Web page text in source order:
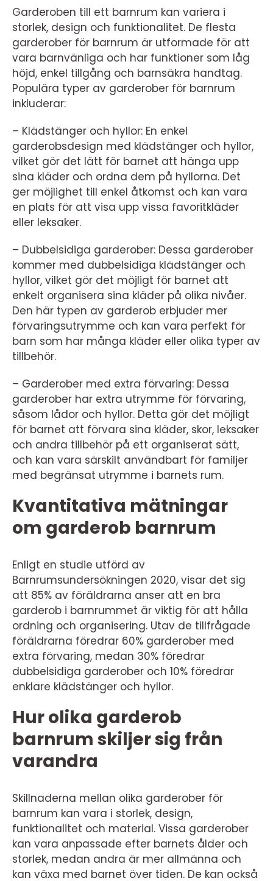
Garderoben till ett barnrum kan variera i
storlek, design och funktionalitet. De flesta
garderober för barnrum är utformade för att
vara barnvänliga och har funktioner som låg
höjd, enkel tillgång och barnsäkra handtag.
Populära typer av garderober för barnrum
inkluderar:
– Klädstänger och hyllor: En enkel
garderobsdesign med klädstänger och hyllor,
vilket gör det lätt för barnet att hänga upp
sina kläder och ordna dem på hyllorna. Det
ger möjlighet till enkel åtkomst och kan vara
en plats för att visa upp vissa favoritkläder
eller leksaker.
– Dubbelsidiga garderober: Dessa garderober
kommer med dubbelsidiga klädstänger och
hyllor, vilket gör det möjligt för barnet att
enkelt organisera sina kläder på olika nivåer.
Den här typen av garderob erbjuder mer
förvaringsutrymme och kan vara perfekt för
barn som har många kläder eller olika typer av
tillbehör.
– Garderober med extra förvaring: Dessa
garderober har extra utrymme för förvaring,
såsom lådor och hyllor. Detta gör det möjligt
för barnet att förvara sina kläder, skor, leksaker
och andra tillbehör på ett organiserat sätt,
och kan vara särskilt användbart för familjer
med begränsat utrymme i barnets rum.
Kvantitativa mätningar
om garderob barnrum
Enligt en studie utförd av
Barnrumsundersökningen 2020, visar det sig
att 85% av föräldrarna anser att en bra
garderob i barnrummet är viktig för att hålla
ordning och organisering. Utav de tillfrågade
föräldrarna föredrar 60% garderober med
extra förvaring, medan 30% föredrar
dubbelsidiga garderober och 10% föredrar
enklare klädstänger och hyllor.
Hur olika garderob
barnrum skiljer sig från
varandra
Skillnaderna mellan olika garderober för
barnrum kan vara i storlek, design,
funktionalitet och material. Vissa garderober
kan vara anpassade efter barnets ålder och
storlek, medan andra är mer allmänna och
kan växa med barnet över tiden. De kan också